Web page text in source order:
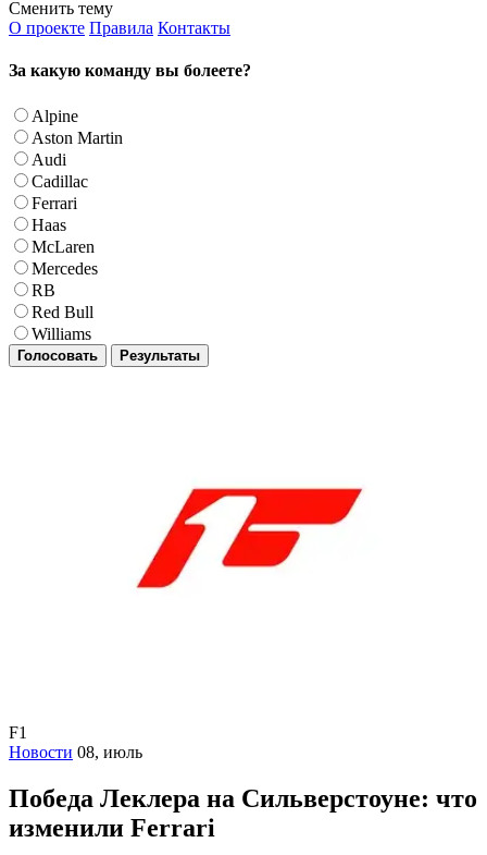
Сменить тему
О проекте Правила Контакты
За какую команду вы болеете?
Alpine
Aston Martin
Audi
Cadillac
Ferrari
Haas
McLaren
Mercedes
RB
Red Bull
Williams
Голосовать Результаты
F1
Новости 08, июль
Победа Леклера на Сильверстоуне: что
изменили Ferrari